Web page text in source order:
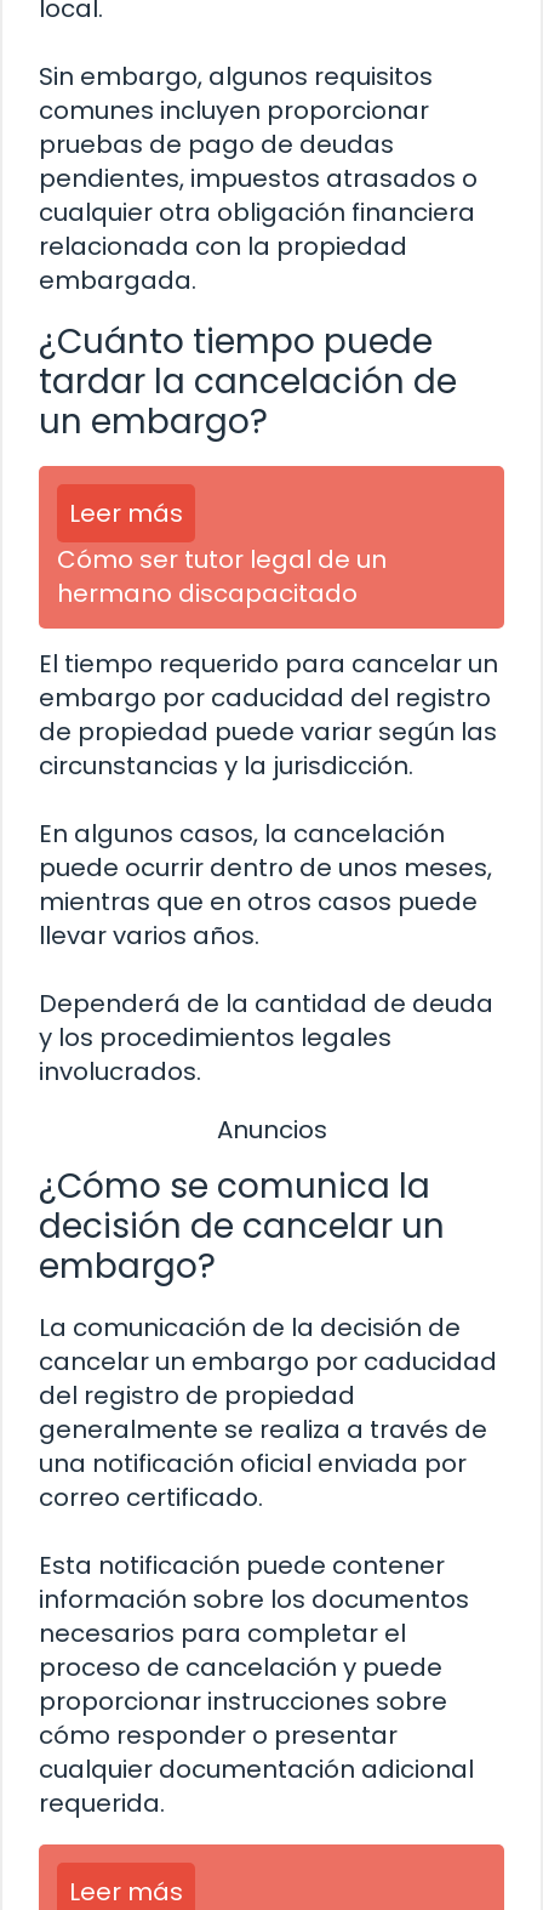
local.
Sin embargo, algunos requisitos
comunes incluyen proporcionar
pruebas de pago de deudas
pendientes, impuestos atrasados ​​o
cualquier otra obligación financiera
relacionada con la propiedad
embargada.
¿Cuánto tiempo puede
tardar la cancelación de
un embargo?
Leer más
Cómo ser tutor legal de un
hermano discapacitado
El tiempo requerido para cancelar un
embargo por caducidad del registro
de propiedad puede variar según las
circunstancias y la jurisdicción.
En algunos casos, la cancelación
puede ocurrir dentro de unos meses,
mientras que en otros casos puede
llevar varios años.
Dependerá de la cantidad de deuda
y los procedimientos legales
involucrados.
Anuncios
¿Cómo se comunica la
decisión de cancelar un
embargo?
La comunicación de la decisión de
cancelar un embargo por caducidad
del registro de propiedad
generalmente se realiza a través de
una notificación oficial enviada por
correo certificado.
Esta notificación puede contener
información sobre los documentos
necesarios para completar el
proceso de cancelación y puede
proporcionar instrucciones sobre
cómo responder o presentar
cualquier documentación adicional
requerida.
Leer más